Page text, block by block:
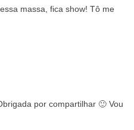
massa, fica show! Tô me
por compartilhar 🙂 Vou